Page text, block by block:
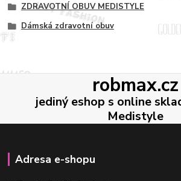
ZDRAVOTNÍ OBUV MEDISTYLE
Dámská zdravotní obuv
robmax.cz
jediný eshop s online
Medistyle
Adresa e-shopu